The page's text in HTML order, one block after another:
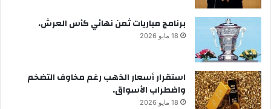
برنامج مباريات ثمن نهائي كأس العرش.
18 مايو 2026
استقرار أسعار الذهب رغم مخاوف التضخم
واضطراب الأسواق.
18 مايو 2026